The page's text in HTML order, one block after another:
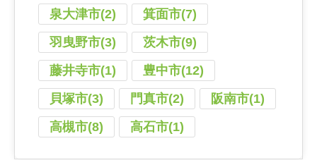
泉大津市(2)
箕面市(7)
羽曳野市(3)
茨木市(9)
藤井寺市(1)
豊中市(12)
貝塚市(3)
門真市(2)
阪南市(1)
高槻市(8)
高石市(1)